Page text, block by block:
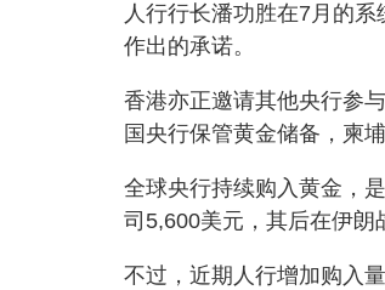
人行行长潘功胜在7月的
作出的承诺。
香港亦正邀请其他央行参
国央行保管黄金储备，柬
全球央行持续购入黄金，
司5,600美元，其后在伊朗
不过，近期人行增加购入